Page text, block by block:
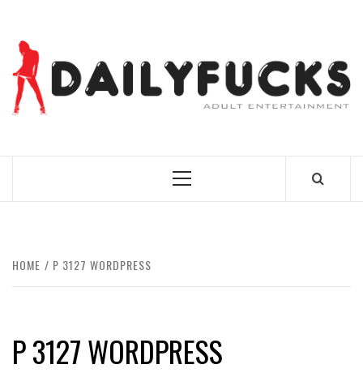
content
Primary
HOME P 3127 WORDPRESS
P 3127 WORDPRESS